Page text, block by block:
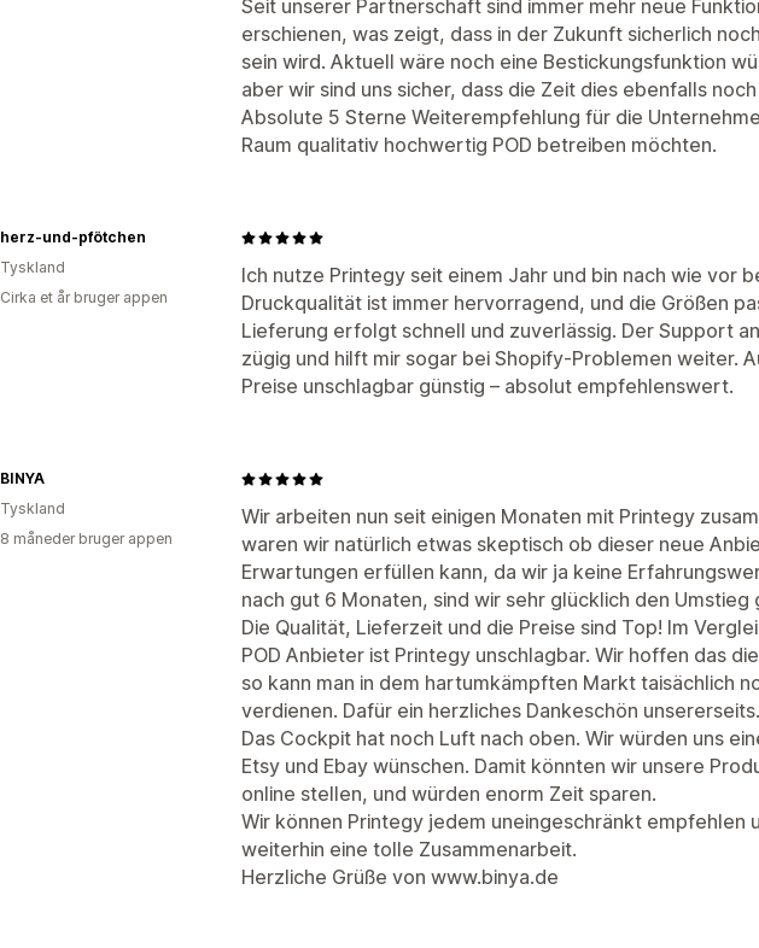
Seit unserer Partnerschaft sind immer mehr neue
erschienen, was zeigt, dass in der Zukunft sicherlich
sein wird. Aktuell wäre noch eine Bestickungsfunktion
aber wir sind uns sicher, dass die Zeit dies ebenfalls
Absolute 5 Sterne Weiterempfehlung für die
Raum qualitativ hochwertig POD betreiben möchten.
Ich nutze Printegy seit einem Jahr und bin nach wie vor
Druckqualität ist immer hervorragend, und die Größen
Lieferung erfolgt schnell und zuverlässig. Der Support
zügig und hilft mir sogar bei Shopify-Problemen weiter.
Preise unschlagbar günstig – absolut empfehlenswert.
herz-und-pfötchen
Tyskland
Cirka et år bruger appen
Wir arbeiten nun seit einigen Monaten mit Printegy
waren wir natürlich etwas skeptisch ob dieser neue
Erwartungen erfüllen kann, da wir ja keine
nach gut 6 Monaten, sind wir sehr glücklich den Umstieg
Die Qualität, Lieferzeit und die Preise sind Top! Im
POD Anbieter ist Printegy unschlagbar. Wir hoffen das
so kann man in dem hartumkämpften Markt taisächlich
verdienen. Dafür ein herzliches Dankeschön unsererseits.
Das Cockpit hat noch Luft nach oben. Wir würden uns
Etsy und Ebay wünschen. Damit könnten wir unsere
online stellen, und würden enorm Zeit sparen.
Wir können Printegy jedem uneingeschränkt empfehlen
weiterhin eine tolle Zusammenarbeit.
Herzliche Grüße von www.binya.de
BINYA
Tyskland
8 måneder bruger appen